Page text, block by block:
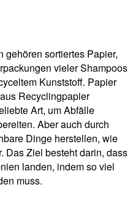
gehören sortiertes Papier,
vieler Shampoos
Kunststoff. Papier
Recyclingpapier
Art, um Abfälle
Aber auch durch
Dinge herstellen, wie
Ziel besteht darin, dass
landen, indem so viel
muss.